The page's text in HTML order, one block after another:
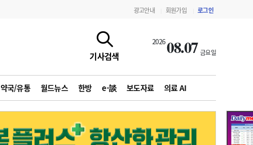
광고안내 회원가입 로그인
기사검색
202608.07 금요일
약국/유통 월드뉴스 한방 e-談 보도자료 의료 AI